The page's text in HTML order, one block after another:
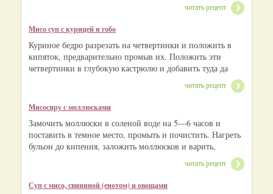
читать рецепт
Мисо суп с курицей и гобо
Куриное бедро разрезать на четвертинки и положить в
кипяток, предварительно промыв их. Положить эти
четвертинки в глубокую кастрюлю и добавить туда да
читать рецепт
Мисосиру с моллюсками
Замочить моллюски в соленой воде на 5—6 часов и
поставить в темное место, промыть и почистить. Нагреть
бульон до кипения, заложить моллюсков и варить,
читать рецепт
Суп с мисо, свининой (енотом) и овощами